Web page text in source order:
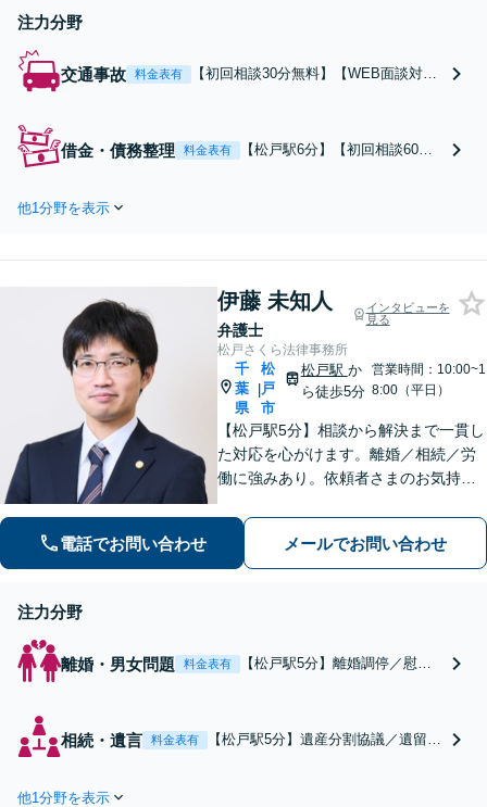
注力分野
交通事故 料金表有
【初回相談30分無料】【WEB面談対
況や重篤な怪我に対し、的確な解決策
をご提供いたします。補助金の有無な
借金・債務整理 料金表有
【松戸駅6分】【初回相談60分
た借金問題について豊富な解決
る柔軟な料金体系」【休日・夜
間相談可】
他1分野を表示
伊藤 未知人
弁護士
インタビューを
見る
松戸さくら法律事務所
千
葉
県
|
松
戸
市
松戸駅 か
ら徒歩5分
営業時間：10:00~1
8:00（平日）
【松戸駅5分】相談から解決まで一貫し
た対応を心がけます。離婚／相続／労
働に強みあり。依頼者さまのお気持ち
策をご提案。前向きな気持ちになれる
ようサポートします。【初回相談無
料】【夜間・休日相談可能】
電話でお問い合わせ メールでお問い合わせ
注力分野
離婚・男女問題 料金表有
【松戸駅5分】離婚調停／慰謝
相談〜最後まで一貫してサポー
ト。証拠集めや一連の手続きも
相続・遺言 料金表有
【松戸駅5分】遺産分割協議／遺留分
他1分野を表示